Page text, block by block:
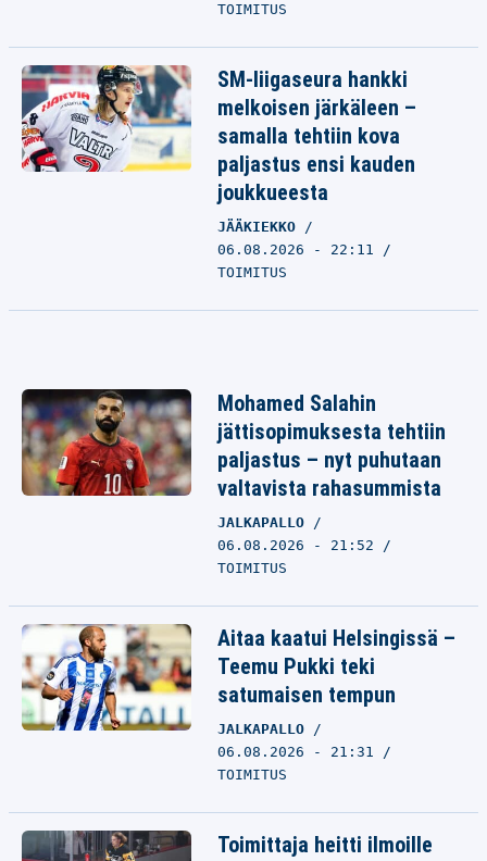
TOIMITUS
SM-liigaseura hankki
melkoisen järkäleen –
samalla tehtiin kova
paljastus ensi kauden
joukkueesta
JÄÄKIEKKO
06.08.2026 - 22:11
TOIMITUS
Mohamed Salahin
jättisopimuksesta tehtiin
paljastus – nyt puhutaan
valtavista rahasummista
JALKAPALLO
06.08.2026 - 21:52
TOIMITUS
Aitaa kaatui Helsingissä –
Teemu Pukki teki
satumaisen tempun
JALKAPALLO
06.08.2026 - 21:31
TOIMITUS
Toimittaja heitti ilmoille